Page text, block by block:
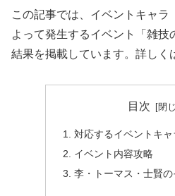
この記事では、イベントキャラ
よって発生するイベント「雑
結果を掲載しています。詳しく
目次
対応するイベントキャ
イベント内容攻略
李・トーマス・士賢